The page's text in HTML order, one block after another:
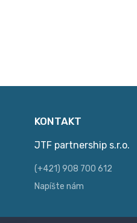
KONTAKT
JTF partnership s.r.o.
(+421) 908 700 612
Napíšte nám